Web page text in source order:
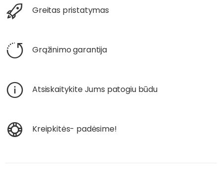
Greitas pristatymas
Grąžinimo garantija
Atsiskaitykite Jums patogiu būdu
Kreipkitės- padėsime!